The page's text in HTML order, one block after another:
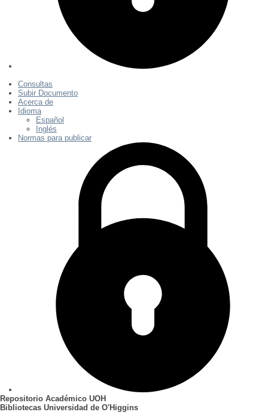
Consultas
Subir Documento
Acerca de
Idioma
Español
Inglés
Normas para publicar
Repositorio Académico UOH
Bibliotecas Universidad de O'Higgins